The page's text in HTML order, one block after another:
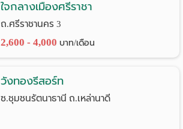
ใจกลางเมืองศรีราชา
ถ.ศรีราชานคร 3
2,600 - 4,000 บาท/เดือน
วังทองรีสอร์ท
ซ.ชุมชนรัตนาธานี ถ.เหล่านาดี